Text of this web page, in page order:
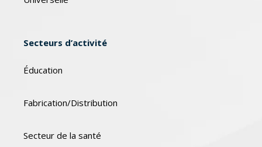
Secteurs d’activité
Éducation
Fabrication/Distribution
Secteur de la santé